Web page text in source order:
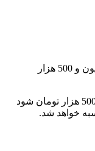
ارسال رایگان برای سفارش های بالای 2 میلیون و 500 هزار
جمع سبد خرید شما بالای 2 میلیون و 500 هزار تومان شود
شد.